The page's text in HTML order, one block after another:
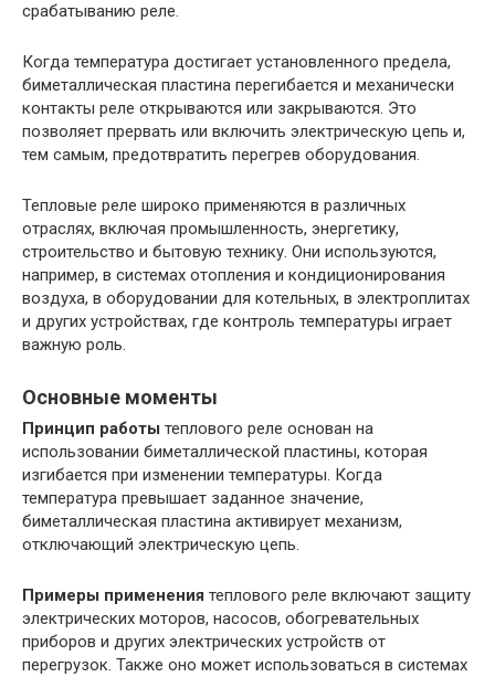
срабатыванию реле.
Когда температура достигает установленного предела,
биметаллическая пластина перегибается и механически
контакты реле открываются или закрываются. Это
позволяет прервать или включить электрическую цепь и,
тем самым, предотвратить перегрев оборудования.
Тепловые реле широко применяются в различных
отраслях, включая промышленность, энергетику,
строительство и бытовую технику. Они используются,
например, в системах отопления и кондиционирования
воздуха, в оборудовании для котельных, в электроплитах
и других устройствах, где контроль температуры играет
важную роль.
Основные моменты
Принцип работы теплового реле основан на
использовании биметаллической пластины, которая
изгибается при изменении температуры. Когда
температура превышает заданное значение,
биметаллическая пластина активирует механизм,
отключающий электрическую цепь.
Примеры применения теплового реле включают защиту
электрических моторов, насосов, обогревательных
приборов и других электрических устройств от
перегрузок. Также оно может использоваться в системах